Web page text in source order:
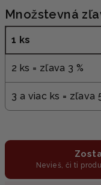
Množstevná
1 ks
2 ks = zľava 3 %
3 a viac ks = zľava
Nevieš, či ti